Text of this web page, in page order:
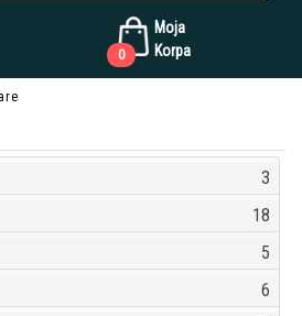
Moja
Korpa
0
3
18
5
6